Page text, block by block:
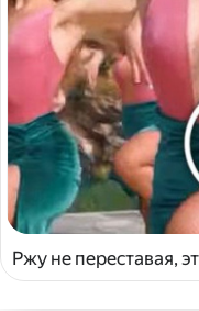
Ржу не переставая,